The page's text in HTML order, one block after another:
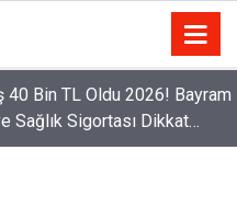
Dönemde 3 İhlal Ehliyet